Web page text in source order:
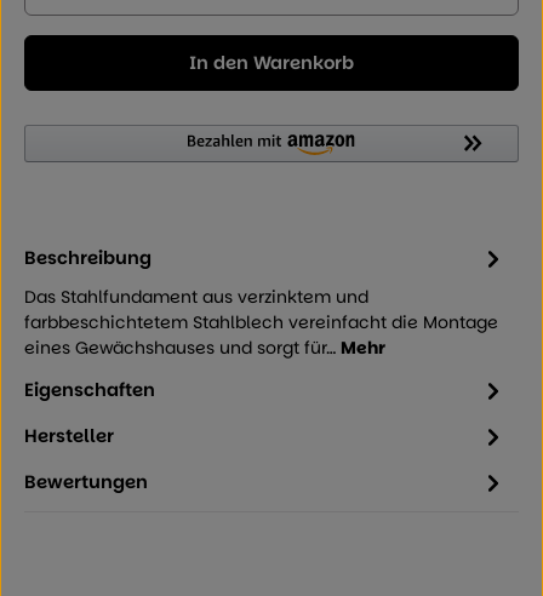
In den Warenkorb
Beschreibung
Das Stahlfundament aus verzinktem und
farbbeschichtetem Stahlblech vereinfacht die Montage
eines Gewächshauses und sorgt für… Mehr
Eigenschaften
Hersteller
Bewertungen